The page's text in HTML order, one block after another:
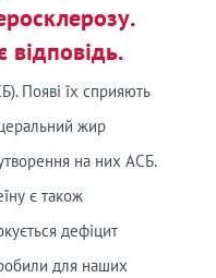
Появі їх сприяють
жир
на них АСБ.
є також
дефіцит
для наших